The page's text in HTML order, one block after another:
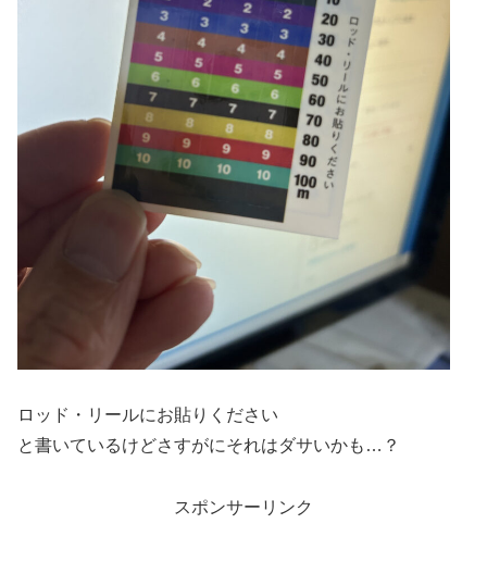
ロッド・リールにお貼りください
と書いているけどさすがにそれはダサいかも…？
スポンサーリンク